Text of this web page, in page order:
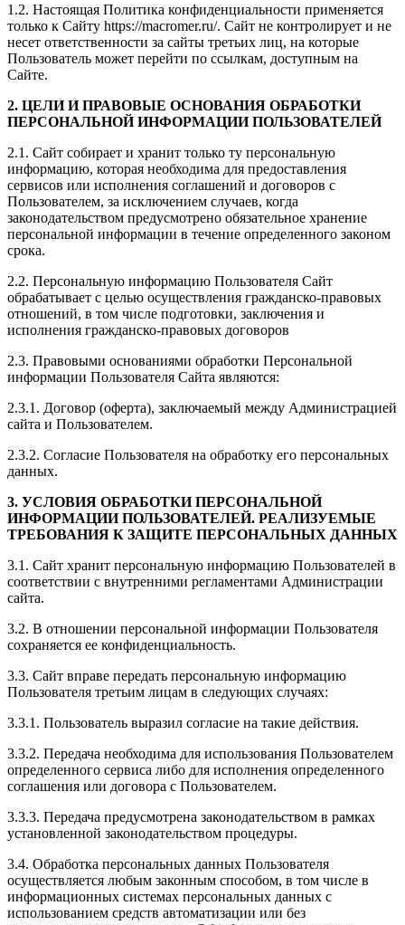
1.2. Настоящая Политика конфиденциальности применяется
только к Сайту https://macromer.ru/. Сайт не контролирует и не
несет ответственности за сайты третьих лиц, на которые
Пользователь может перейти по ссылкам, доступным на
Сайте.
2. ЦЕЛИ И ПРАВОВЫЕ ОСНОВАНИЯ ОБРАБОТКИ
ПЕРСОНАЛЬНОЙ ИНФОРМАЦИИ ПОЛЬЗОВАТЕЛЕЙ
2.1. Сайт собирает и хранит только ту персональную
информацию, которая необходима для предоставления
сервисов или исполнения соглашений и договоров с
Пользователем, за исключением случаев, когда
законодательством предусмотрено обязательное хранение
персональной информации в течение определенного законом
срока.
2.2. Персональную информацию Пользователя Сайт
обрабатывает с целью осуществления гражданско-правовых
отношений, в том числе подготовки, заключения и
исполнения гражданско-правовых договоров
2.3. Правовыми основаниями обработки Персональной
информации Пользователя Сайта являются:
2.3.1. Договор (оферта), заключаемый между Администрацией
сайта и Пользователем.
2.3.2. Согласие Пользователя на обработку его персональных
данных.
3. УСЛОВИЯ ОБРАБОТКИ ПЕРСОНАЛЬНОЙ
ИНФОРМАЦИИ ПОЛЬЗОВАТЕЛЕЙ. РЕАЛИЗУЕМЫЕ
ТРЕБОВАНИЯ К ЗАЩИТЕ ПЕРСОНАЛЬНЫХ ДАННЫХ
3.1. Сайт хранит персональную информацию Пользователей в
соответствии с внутренними регламентами Администрации
сайта.
3.2. В отношении персональной информации Пользователя
сохраняется ее конфиденциальность.
3.3. Сайт вправе передать персональную информацию
Пользователя третьим лицам в следующих случаях:
3.3.1. Пользователь выразил согласие на такие действия.
3.3.2. Передача необходима для использования Пользователем
определенного сервиса либо для исполнения определенного
соглашения или договора с Пользователем.
3.3.3. Передача предусмотрена законодательством в рамках
установленной законодательством процедуры.
3.4. Обработка персональных данных Пользователя
осуществляется любым законным способом, в том числе в
информационных системах персональных данных с
использованием средств автоматизации или без